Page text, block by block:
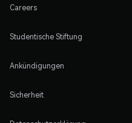
Careers
Studentische Stiftung
Ankündigungen
Sicherheit